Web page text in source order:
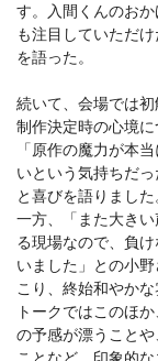
す。入間くんのお
も注目していただ
を語った。
続いて、会場では
制作決定時の心境
「原作の魔力が本
いという気持ちだ
と喜びを語りました
一方、「また大き
る現場なので、負
いました」との小
こり、終始和やかな
トークではこのほ
の予感が漂うこと